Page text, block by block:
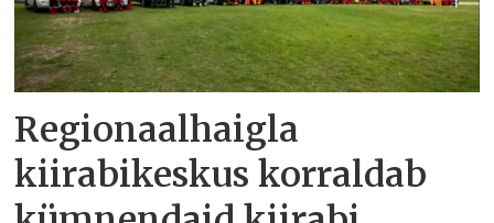
Regionaalhaigla
kiirabikeskus korraldab